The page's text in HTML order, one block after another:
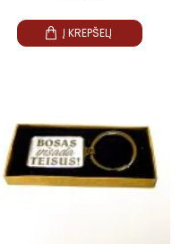
Į KREPŠELĮ